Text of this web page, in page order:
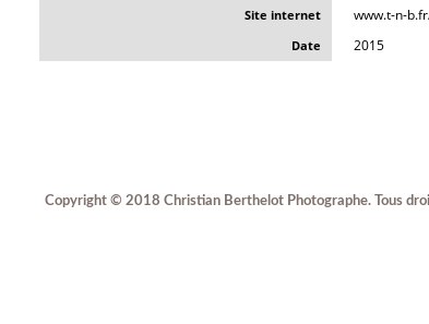
Site internet www.t-n-
Date 2015
Copyright © 2018 Christian Berthelot Photographe. Tous